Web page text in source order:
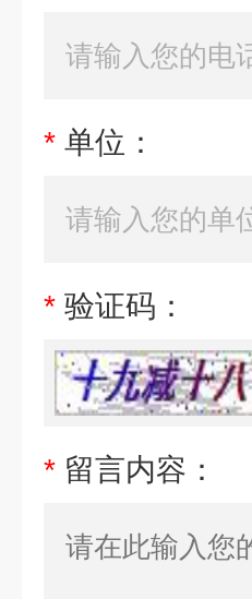
* 单位：
* 验证码：
* 留言内容：